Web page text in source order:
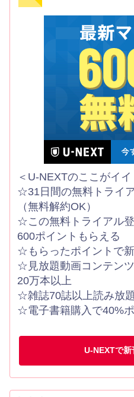
＜U-NEXTのここがイイ
☆31日間の無料トライア
（無料解約OK）
☆この無料トライアル
600ポイントもらえる
☆もらったポイントで
☆見放題動画コンテン
20万本以上
☆雑誌70誌以上読み放題
☆電子書籍購入で40%
U-NEXTで